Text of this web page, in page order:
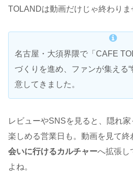
TOLANDは動画だけじゃ終わりま
名古屋・大須界隈で「CAFE
づくりを進め、ファンが集える“
意してきました。
レビューやSNSを見ると、隠れ
楽しめる営業日も。動画を見て終
会いに行けるカルチャーへ拡張し
よね。